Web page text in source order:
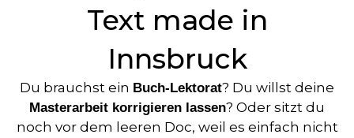
Text made in
Innsbruck
Du brauchst ein Buch-Lektorat? Du willst deine
Masterarbeit korrigieren lassen? Oder sitzt du
noch vor dem leeren Doc, weil es einfach nicht